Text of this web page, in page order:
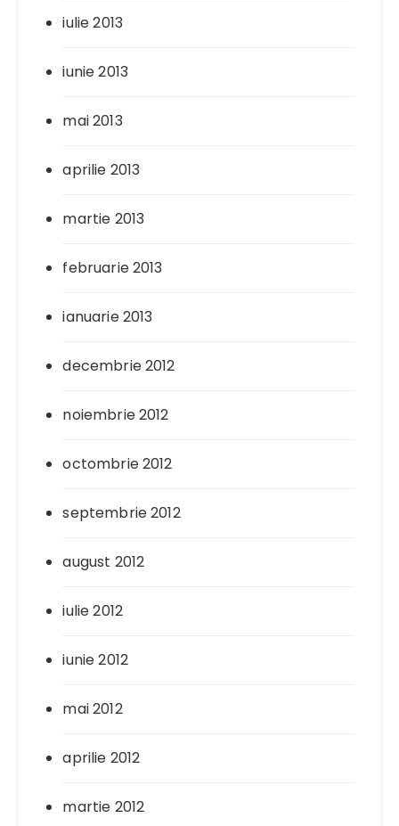
iulie 2013
iunie 2013
mai 2013
aprilie 2013
martie 2013
februarie 2013
ianuarie 2013
decembrie 2012
noiembrie 2012
octombrie 2012
septembrie 2012
august 2012
iulie 2012
iunie 2012
mai 2012
aprilie 2012
martie 2012